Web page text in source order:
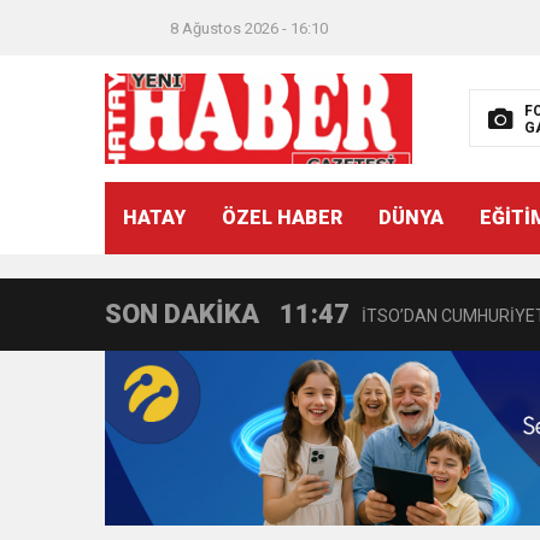
8 Ağustos 2026 - 16:10
HATAY ÖZEL HABER DÜNYA
SON DAKİKA
21:40
11:47 İTSO’DAN
18:55 İNCE’NİN CHP’DE
11:57 IŞIL Eczanesi Görkemli
21:40